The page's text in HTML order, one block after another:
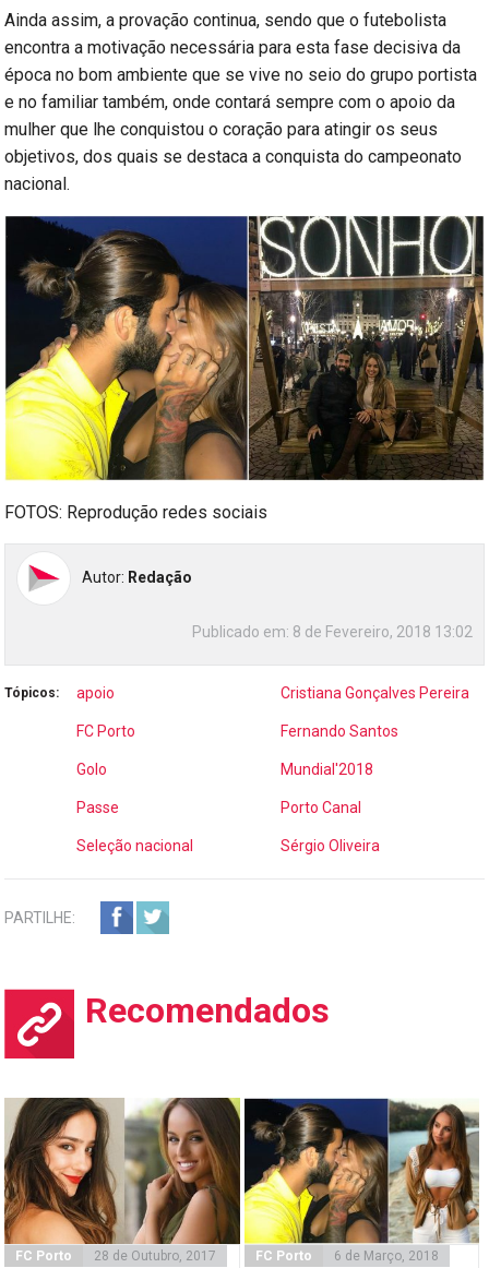
Ainda assim, a provação continua, sendo que o futebolista
encontra a motivação necessária para esta fase decisiva da
época no bom ambiente que se vive no seio do grupo portista
e no familiar também, onde contará sempre com o apoio da
mulher que lhe conquistou o coração para atingir os seus
objetivos, dos quais se destaca a conquista do campeonato
nacional.
FOTOS: Reprodução redes sociais
Autor: Redação
Publicado em: 8 de Fevereiro, 2018 13:02
Tópicos: apoio Cristiana Gonçalves Pereira
FC Porto Fernando Santos
Golo Mundial'2018
Passe Porto Canal
Seleção nacional Sérgio Oliveira
PARTILHE:
Recomendados
FC Porto 28 de Outubro, 2017 FC Porto 6 de Março, 2018